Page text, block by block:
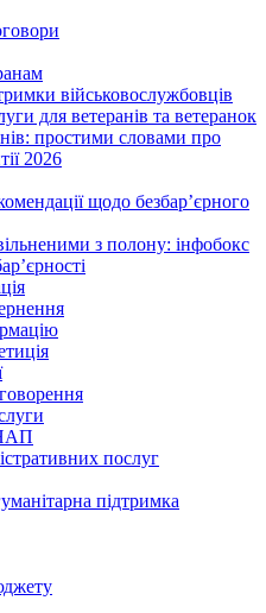
військовослужбовців
для ветеранів та ветеранок
простими словами про
2026
щодо безбар’єрного
з полону: інфобокс
послуг
підтримка